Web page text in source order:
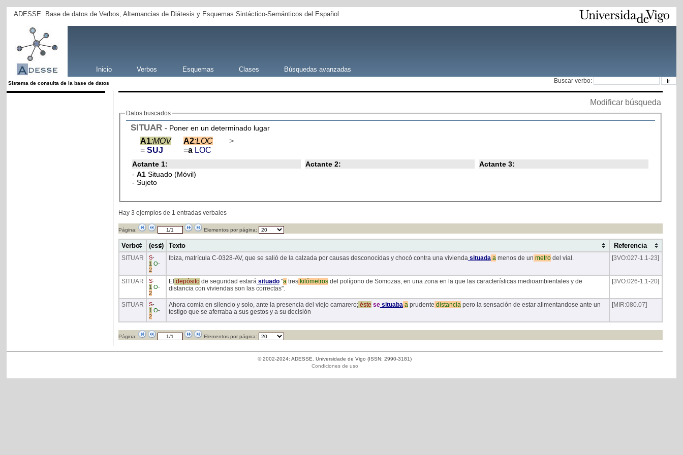
ADESSE: Base de datos de Verbos, Alternancias de Diátesis y Esquemas Sintáctico-Semánticos del Español
Inicio Verbos Esquemas Clases Búsquedas avanzadas
Sistema de consulta de la base de datos Buscar verbo:
Modificar búsqueda
Datos buscados
SITUAR - Poner en un determinado lugar
A1:MOV
= SUJ
A2:LOC
=a LOC
>
Actante 1:
- A1Situado (Móvil)
- Sujeto
Actante 2: Actante 3:
Hay 3 ejemplos de 1 entradas verbales
Página: Elementos por página:
Verbo (ess) Texto Referencia
SITUAR S-
1 O-
2
Ibiza, matrícula C-0328-AV, que se salió de la calzada por causas desconocidas y chocó contra una viviendasituadaamenos de un metrodel vial. [3VO:027-1.1-23]
SITUAR S-
1 O-
2
El depósitode seguridad estarásituado"atreskilómetrosdel polígono de Somozas, en una zona en la que las características medioambientales y de
distancia con viviendas son las correctas".
[3VO:026-1.1-20]
SITUAR S-
1 O-
2
Ahora comía en silencio y solo, ante la presencia del viejo camarero;éste sesituabaaprudente distanciapero la sensación de estar alimentandose ante un
testigo que se aferraba a sus gestos y a su decisión
[MIR:080.07]
Página: Elementos por página:
© 2002-2024: ADESSE. Universidade de Vigo (ISSN: 2990-3181)
Condiciones de uso